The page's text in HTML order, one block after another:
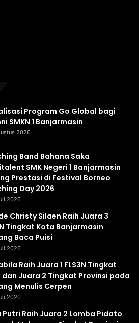
Program Go Global bagi
SMKN 1 Banjarmasin
2026
Band Bahana Saka
SMK Negeri 1 Banjarmasin
Prestasi di Festival Borneo
Day 2026
2026
Christy Silaen Raih Juara 3
Tingkat Kota Banjarmasin
Baca Puisi
2026
Raih Juara 1 FLS3N Tingkat
dan Juara 2 Tingkat Provinsi pada
Menulis Cerpen
2026
Putri Raih Juara 2 Lomba Pidato